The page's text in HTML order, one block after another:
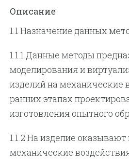
Описание
1.1 Назначение данных
1.1.1 Данные методы
моделирования и
изделий на механические
ранних этапах
изготовления опытного
1.1.2 На изделие
механические